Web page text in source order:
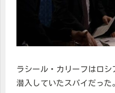
ラシール・カリーフはロ
潜入していたスパイだった